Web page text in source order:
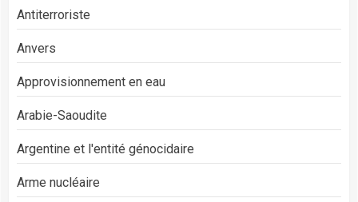
Antiterroriste
Anvers
Approvisionnement en eau
Arabie-Saoudite
Argentine et l'entité génocidaire
Arme nucléaire